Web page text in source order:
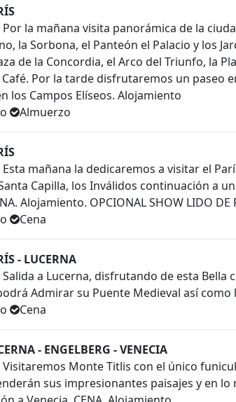
Por la mañana visita panorámica de la
la Sorbona, el Panteón el Palacio y los
de la Concordia, el Arco del Triunfo, la
Por la tarde disfrutaremos un paseo
los Campos Elíseos. Alojamiento
Almuerzo
Esta mañana la dedicaremos a visitar el
Capilla, los Inválidos continuación a
Alojamiento. OPCIONAL SHOW LIDO DE
Cena
- LUCERNA
Salida a Lucerna, disfrutando de esta Bella
Admirar su Puente Medieval así como
Cena
- ENGELBERG - VENECIA
Visitaremos Monte Titlis con el único
sus impresionantes paisajes y en